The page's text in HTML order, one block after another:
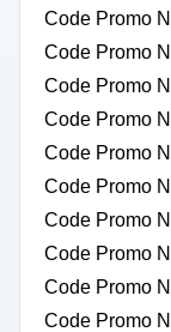
Code Promo
Code Promo
Code Promo
Code Promo
Code Promo
Code Promo
Code Promo
Code Promo
Code Promo
Code Promo